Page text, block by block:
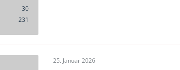
30
231
25. Januar 2026